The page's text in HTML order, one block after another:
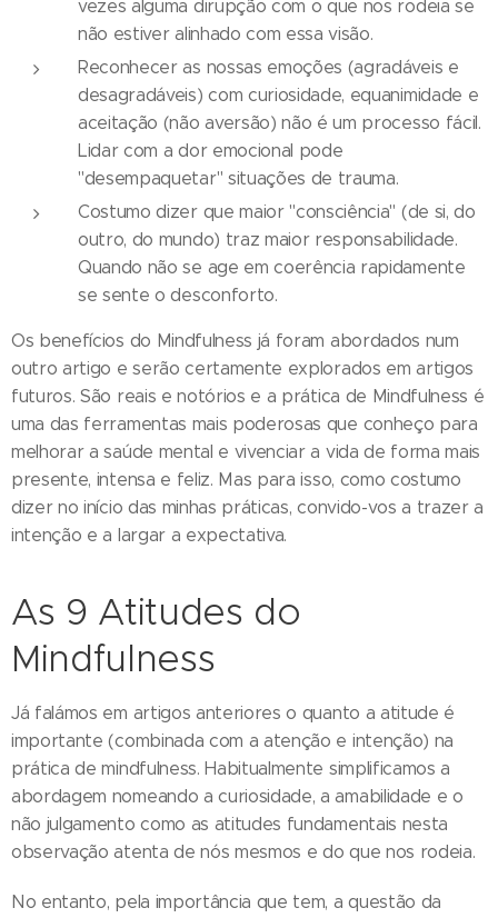
vezes alguma dirupção com o que nos rodeia se
não estiver alinhado com essa visão.
Reconhecer as nossas emoções (agradáveis e
desagradáveis) com curiosidade, equanimidade e
aceitação (não aversão) não é um processo fácil.
Lidar com a dor emocional pode
"desempaquetar" situações de trauma.
Costumo dizer que maior "consciência" (de si, do
outro, do mundo) traz maior responsabilidade.
Quando não se age em coerência rapidamente
se sente o desconforto.
Os benefícios do Mindfulness já foram abordados num
outro artigo e serão certamente explorados em artigos
futuros. São reais e notórios e a prática de Mindfulness é
uma das ferramentas mais poderosas que conheço para
melhorar a saúde mental e vivenciar a vida de forma mais
presente, intensa e feliz. Mas para isso, como costumo
dizer no início das minhas práticas, convido-vos a trazer a
intenção e a largar a expectativa.
As 9 Atitudes do
Mindfulness
Já falámos em artigos anteriores o quanto a atitude é
importante (combinada com a atenção e intenção) na
prática de mindfulness. Habitualmente simplificamos a
abordagem nomeando a curiosidade, a amabilidade e o
não julgamento como as atitudes fundamentais nesta
observação atenta de nós mesmos e do que nos rodeia.
No entanto, pela importância que tem, a questão da